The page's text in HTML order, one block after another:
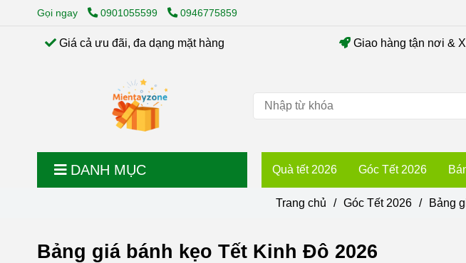
Gọi ngay 0901055599 0946775859
Giá cả ưu đãi, đa dạng mặt hàng Giao hàng tận nơi &
DANH MỤC Quà tết 2026 Góc Tết 2026
Trang chủ / Góc Tết 2026 / Bảng
Bảng giá bánh kẹo Tết Kinh Đô 2026